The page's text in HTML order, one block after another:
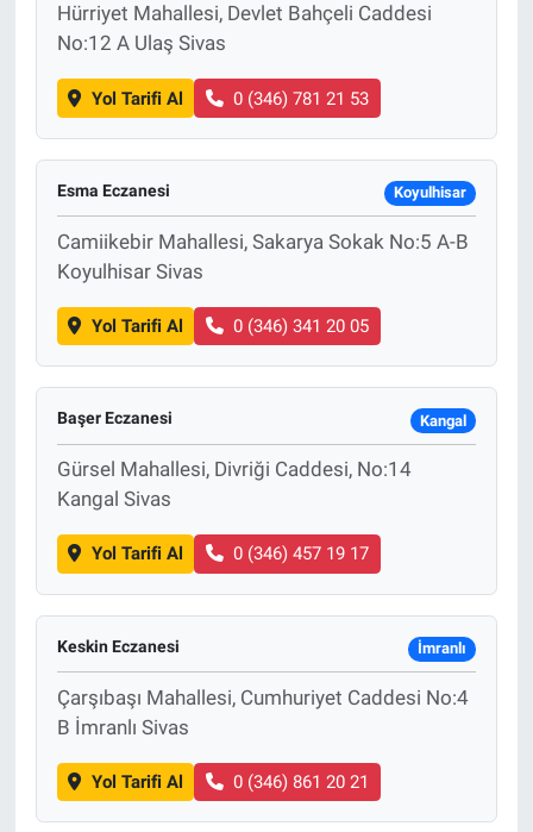
Hürriyet Mahallesi, Devlet Bahçeli Caddesi
No:12 A Ulaş Sivas
Yol Tarifi Al 0 (346) 781 21 53
Esma Eczanesi Koyulhisar
Camiikebir Mahallesi, Sakarya Sokak No:5 A-B
Koyulhisar Sivas
Yol Tarifi Al 0 (346) 341 20 05
Başer Eczanesi Kangal
Gürsel Mahallesi, Divriği Caddesi, No:14
Kangal Sivas
Yol Tarifi Al 0 (346) 457 19 17
Keskin Eczanesi İmranlı
Çarşıbaşı Mahallesi, Cumhuriyet Caddesi No:4
B İmranlı Sivas
Yol Tarifi Al 0 (346) 861 20 21